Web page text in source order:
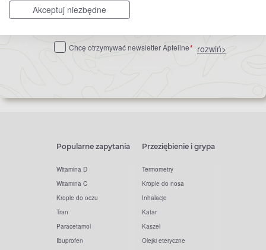
Akceptuj niezbędne
Zapisz
do
Chcę otrzymywać newsletter Apteline* rozwiń>
Popularne zapytania
Witamina D
Witamina C
Krople do oczu
Tran
Paracetamol
Ibuprofen
Przeziębienie i grypa
Termometry
Krople do nosa
Inhalacje
Katar
Kaszel
Olejki eteryczne